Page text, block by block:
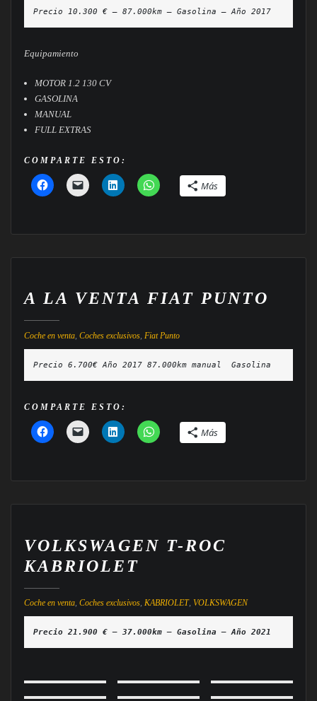
Precio 10.300 € — 87.000km — Gasolina — Año 2017
Equipamiento
MOTOR 1.2 130 CV
GASOLINA
MANUAL
FULL EXTRAS
COMPARTE ESTO:
Más
A LA VENTA FIAT PUNTO
Coche en venta, Coches exclusivos, Fiat Punto
Precio 6.700€ Año 2017 87.000km manual  Gasolina
COMPARTE ESTO:
Más
VOLKSWAGEN T-ROC
KABRIOLET
Coche en venta, Coches exclusivos, KABRIOLET, VOLKSWAGEN